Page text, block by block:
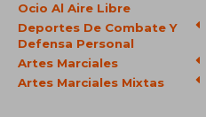
Ocio Al Aire Libre
Deportes De Combate Y
Defensa Personal
Artes Marciales
Artes Marciales Mixtas